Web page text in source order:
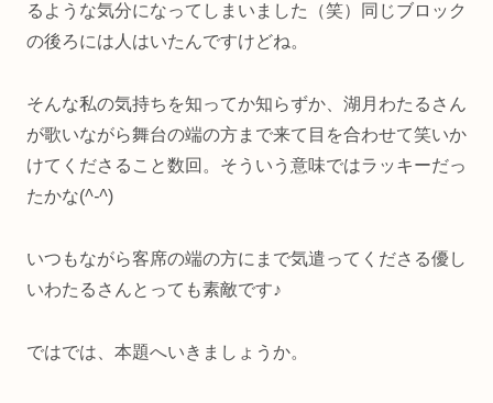
るような気分になってしまいました（笑）同じブロック
の後ろには人はいたんですけどね。
そんな私の気持ちを知ってか知らずか、湖月わたるさん
が歌いながら舞台の端の方まで来て目を合わせて笑いか
けてくださること数回。そういう意味ではラッキーだっ
たかな(^-^)
いつもながら客席の端の方にまで気遣ってくださる優し
いわたるさんとっても素敵です♪
ではでは、本題へいきましょうか。